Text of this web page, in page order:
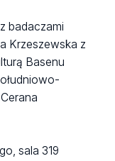
badaczami
Krzeszewska z
Basenu
sala 319